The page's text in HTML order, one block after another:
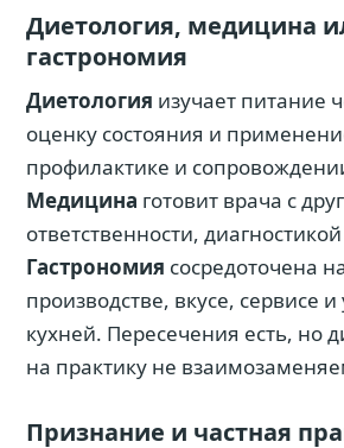
Диетология, медицина
гастрономия
Диетология изучает питание
оценку состояния и
профилактике и
Медицина готовит врача с
ответственности,
Гастрономия сосредоточена
производстве, вкусе, сервисе
кухней. Пересечения есть, но
на практику не
Признание и частная